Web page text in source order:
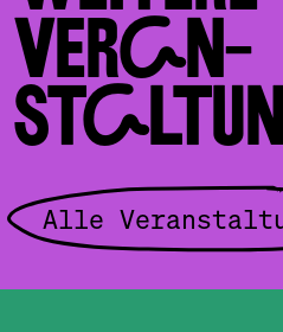
VERAN­
Alle